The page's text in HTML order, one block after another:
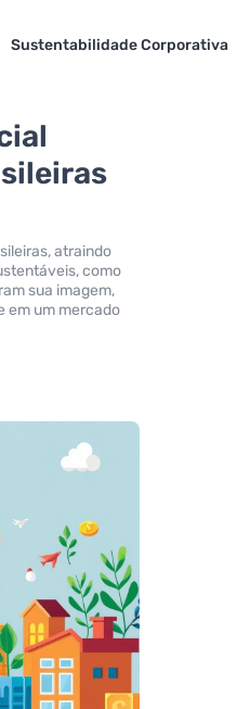
Sustentabilidade Corporativa
atraindo
como
sua imagem,
em um mercado